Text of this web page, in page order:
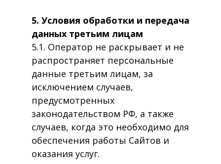
5. Условия обработки и передача
данных третьим лицам
5.1. Оператор не раскрывает и не
распространяет персональные
данные третьим лицам, за
исключением случаев,
предусмотренных
законодательством РФ, а также
случаев, когда это необходимо для
обеспечения работы Сайтов и
оказания услуг.